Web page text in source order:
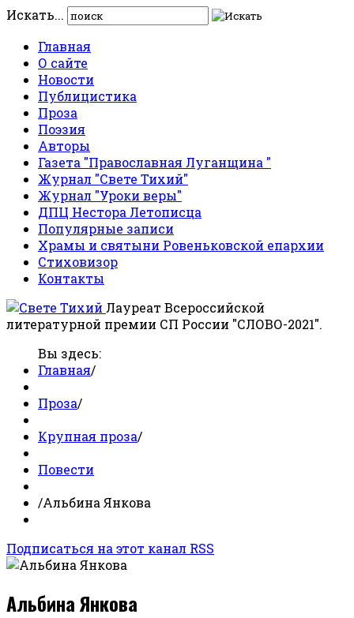
Искать...
Главная
О сайте
Новости
Публицистика
Проза
Поэзия
Авторы
Газета "Православная Луганщина "
Журнал "Свете Тихий"
Журнал "Уроки веры"
ДПЦ Нестора Летописца
Популярные записи
Храмы и святыни Ровеньковской епархии
Стиховизор
Контакты
Лауреат Всероссийской
литературной премии СП России "СЛОВО-2021".
Вы здесь:
Главная/
Проза/
Крупная проза/
Повести
/Альбина Янкова
Подписаться на этот канал RSS
Альбина Янкова